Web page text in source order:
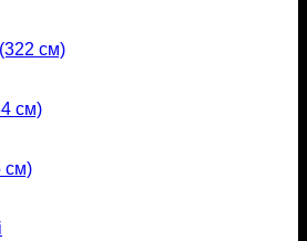
см)
см)
см)